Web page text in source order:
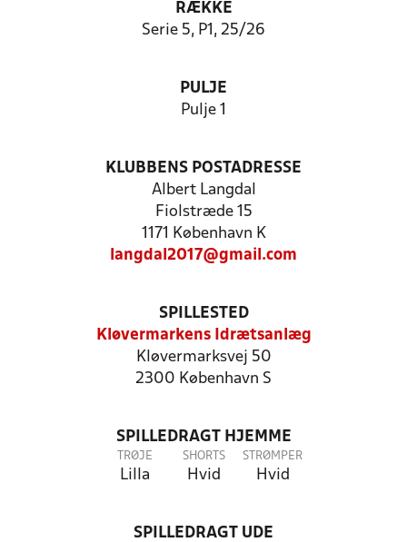
RÆKKE
Serie 5, P1, 25/26
PULJE
Pulje 1
KLUBBENS POSTADRESSE
Albert Langdal
Fiolstræde 15
1171 København K
langdal2017@gmail.com
SPILLESTED
Kløvermarkens Idrætsanlæg
Kløvermarksvej 50
2300 København S
SPILLEDRAGT HJEMME
TRØJE
Lilla
SHORTS
Hvid
STRØMPER
Hvid
SPILLEDRAGT UDE